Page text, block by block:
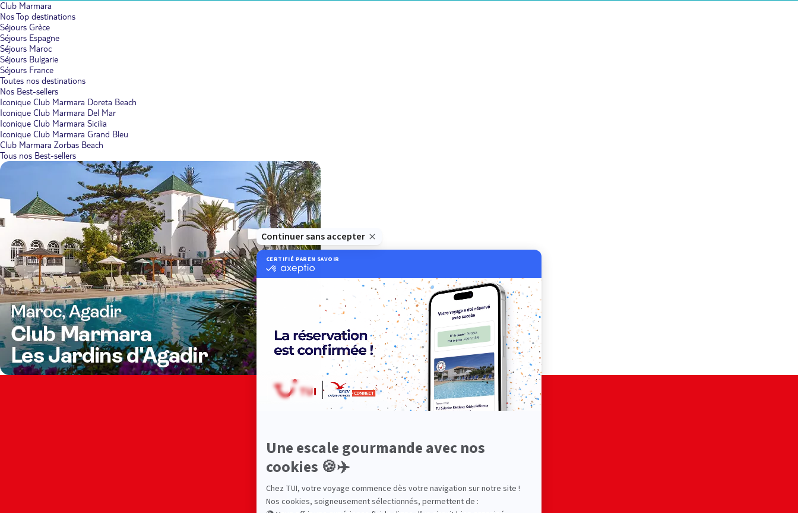
Club Marmara
Nos Top destinations
Séjours Grèce
Séjours Espagne
Séjours Maroc
Séjours Bulgarie
Séjours France
Toutes nos destinations
Nos Best-sellers
Iconique Club Marmara Doreta Beach
Iconique Club Marmara Del Mar
Iconique Club Marmara Sicilia
Iconique Club Marmara Grand Bleu
Club Marmara Zorbas Beach
Tous nos Best-sellers